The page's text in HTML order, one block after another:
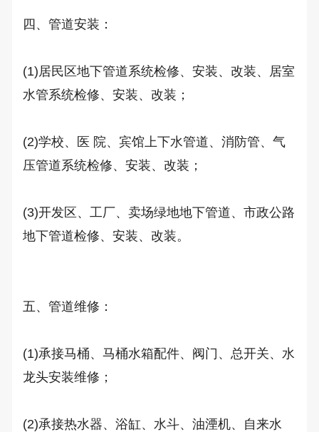
四、管道安装：
(1)居民区地下管道系统检修、安装、改装、居室
水管系统检修、安装、改装；
(2)学校、医 院、宾馆上下水管道、消防管、气
压管道系统检修、安装、改装；
(3)开发区、工厂、卖场绿地地下管道、市政公路
地下管道检修、安装、改装。
五、管道维修：
(1)承接马桶、马桶水箱配件、阀门、总开关、水
龙头安装维修；
(2)承接热水器、浴缸、水斗、油湮机、自来水